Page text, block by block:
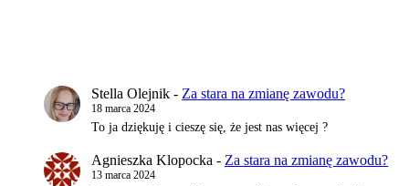
Stella Olejnik - Za stara na zmianę zawodu?
18 marca 2024
To ja dziękuję i cieszę się, że jest nas więcej ?
Agnieszka Klopocka - Za stara na zmianę zawodu?
13 marca 2024